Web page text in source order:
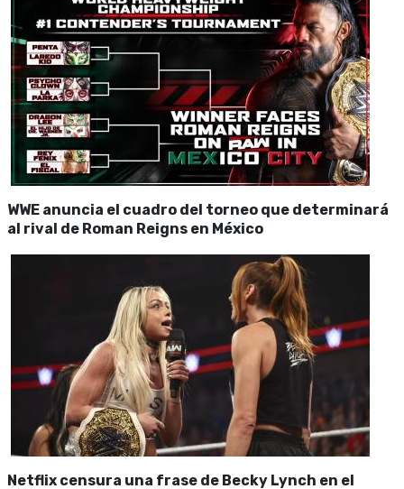
WWE anuncia el cuadro del torneo que determinará
al rival de Roman Reigns en México
Netflix censura una frase de Becky Lynch en el